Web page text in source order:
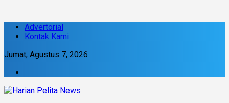
Advertorial
Kontak Kami
Jumat, Agustus 7, 2026